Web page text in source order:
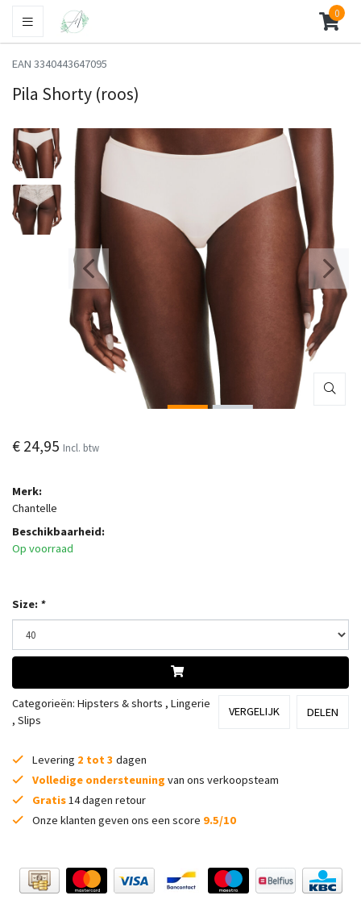
0
EAN 3340443647095
Pila Shorty (roos)
€ 24,95 Incl. btw
Merk:
Chantelle
Beschikbaarheid:
Op voorraad
Size: *
Categorieën: Hipsters & shorts , Lingerie
, Slips
VERGELIJK DELEN
Levering 2 tot 3 dagen
Volledige ondersteuning van ons verkoopsteam
Gratis14 dagen retour
Onze klanten geven ons een score 9.5/10